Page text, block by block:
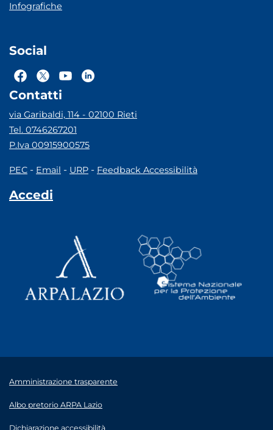
Infografiche
Social
Contatti
via Garibaldi, 114 - 02100 Rieti
Tel. 0746267201
P.Iva 00915900575
PEC - Email - URP - Feedback Accessibilità
Accedi
Amministrazione trasparente
Albo pretorio ARPA Lazio
Dichiarazione accessibilità